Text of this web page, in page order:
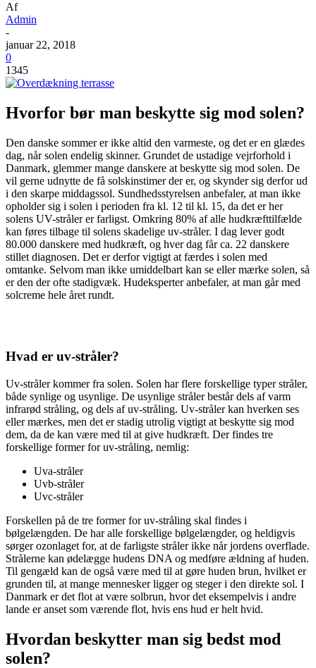
Af
Admin
-
januar 22, 2018
0
1345
Hvorfor bør man beskytte sig mod solen?
Den danske sommer er ikke altid den varmeste, og det er en glædes
dag, når solen endelig skinner. Grundet de ustadige vejrforhold i
Danmark, glemmer mange danskere at beskytte sig mod solen. De
vil gerne udnytte de få solskinstimer der er, og skynder sig derfor ud
i den skarpe middagssol. Sundhedsstyrelsen anbefaler, at man ikke
opholder sig i solen i perioden fra kl. 12 til kl. 15, da det er her
solens UV-stråler er farligst. Omkring 80% af alle hudkræfttilfælde
kan føres tilbage til solens skadelige uv-stråler. I dag lever godt
80.000 danskere med hudkræft, og hver dag får ca. 22 danskere
stillet diagnosen. Det er derfor vigtigt at færdes i solen med
omtanke. Selvom man ikke umiddelbart kan se eller mærke solen, så
er den der ofte stadigvæk. Hudeksperter anbefaler, at man går med
solcreme hele året rundt.
Hvad er uv-stråler?
Uv-stråler kommer fra solen. Solen har flere forskellige typer stråler,
både synlige og usynlige. De usynlige stråler består dels af varm
infrarød stråling, og dels af uv-stråling. Uv-stråler kan hverken ses
eller mærkes, men det er stadig utrolig vigtigt at beskytte sig mod
dem, da de kan være med til at give hudkræft. Der findes tre
forskellige former for uv-stråling, nemlig:
Uva-stråler
Uvb-stråler
Uvc-stråler
Forskellen på de tre former for uv-stråling skal findes i
bølgelængden. De har alle forskellige bølgelængder, og heldigvis
sørger ozonlaget for, at de farligste stråler ikke når jordens overflade.
Strålerne kan ødelægge hudens DNA og medføre ældning af huden.
Til gengæld kan de også være med til at gøre huden brun, hvilket er
grunden til, at mange mennesker ligger og steger i den direkte sol. I
Danmark er det flot at være solbrun, hvor det eksempelvis i andre
lande er anset som værende flot, hvis ens hud er helt hvid.
Hvordan beskytter man sig bedst mod
solen?